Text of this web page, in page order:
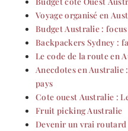
Voyage organisé en
Budget Australie :
Backpackers Sydney :
Le code de la route en
Anecdotes en Australie
pays
Cote ouest Australie :
Fruit picking Australie
Devenir un vrai routard